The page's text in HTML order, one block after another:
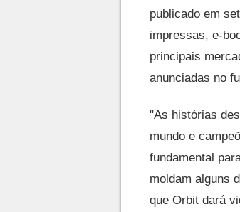
publicado em
impressas, e-
principais
anunciadas no
"As histórias
mundo e
fundamental
moldam alguns
que Orbit dará